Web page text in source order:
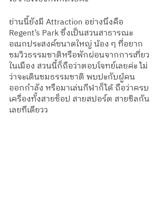
ย่านนี้ยังมี Attraction อย่างนึงคือ
Regent’s Park ซึ่งเป็นสวนสาธารณะ
อเนกประสงค์ขนาดใหญ่ น้อง ๆ ที่อยาก
ชมวิวธรรมชาติหรือพักผ่อนจากการเที่ยว
ในเมือง สวนนี้ก็ถือว่าตอบโจทย์เลยค่ะ ไม่
ว่าจะเดินชมธรรมชาติ พบปะกับผู้คน
ออกกำลัง หรือมาเล่นกีฬาก็ได้ ถือว่าครบ
เครื่องทั้งสายช็อป สายสปอร์ต สายชิลกัน
เลยทีเดียวว